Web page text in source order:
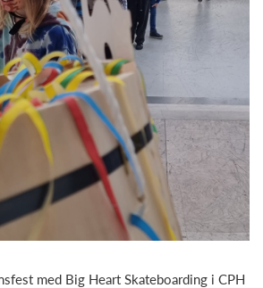
med Big Heart Skateboarding i CPH